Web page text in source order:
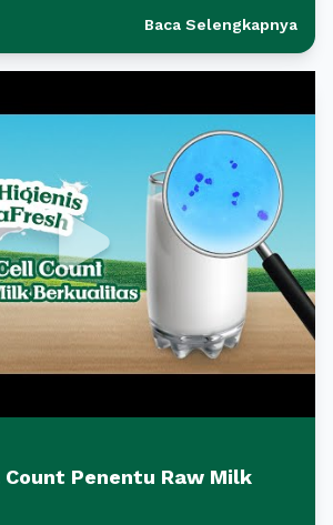
Baca Selengkapnya
Penentu Raw Milk